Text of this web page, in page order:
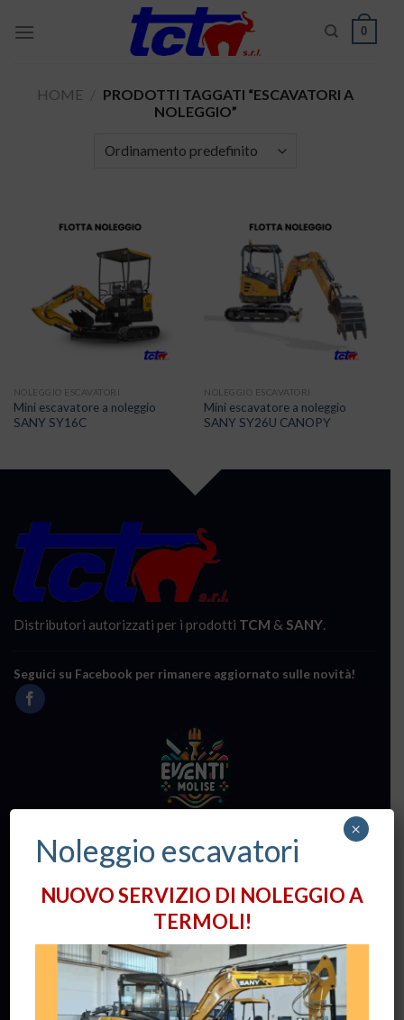
0
HOME
PRODOTTI TAGGATI “ESCAVATORI A
NOLEGGIO”
NOLEGGIO ESCAVATORI
Mini escavatore a noleggio
SANY SY16C
NOLEGGIO ESCAVATORI
Mini escavatore a noleggio
SANY SY26U CANOPY
Distributori autorizzati per i prodotti TCM & SANY.
Seguici su Facebook per rimanere aggiornato sulle novità!
Contatti:
Via Alessandro Volta, 12
86039 -TERMOLI(CB)
+39 0875 724075
info@tctrade.it
Noleggio escavatori
NUOVO SERVIZIO DI NOLEGGIO A
TERMOLI!
×